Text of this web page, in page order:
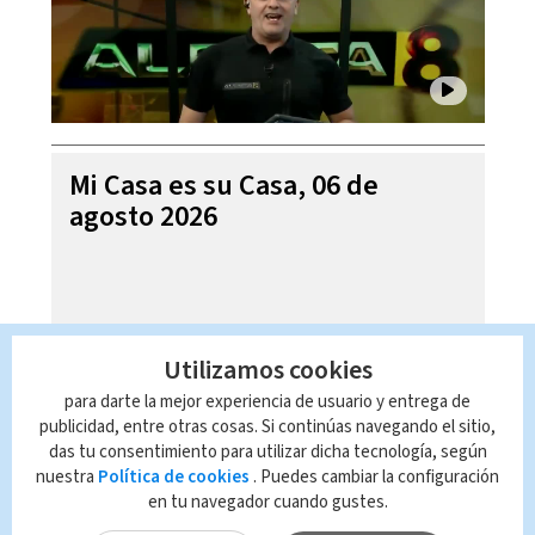
Mi Casa es su Casa, 06 de
agosto 2026
Utilizamos cookies
para darte la mejor experiencia de usuario y entrega de
publicidad, entre otras cosas. Si continúas navegando el sitio,
das tu consentimiento para utilizar dicha tecnología, según
nuestra Política de cookies . Puedes cambiar la configuración
en tu navegador cuando gustes.